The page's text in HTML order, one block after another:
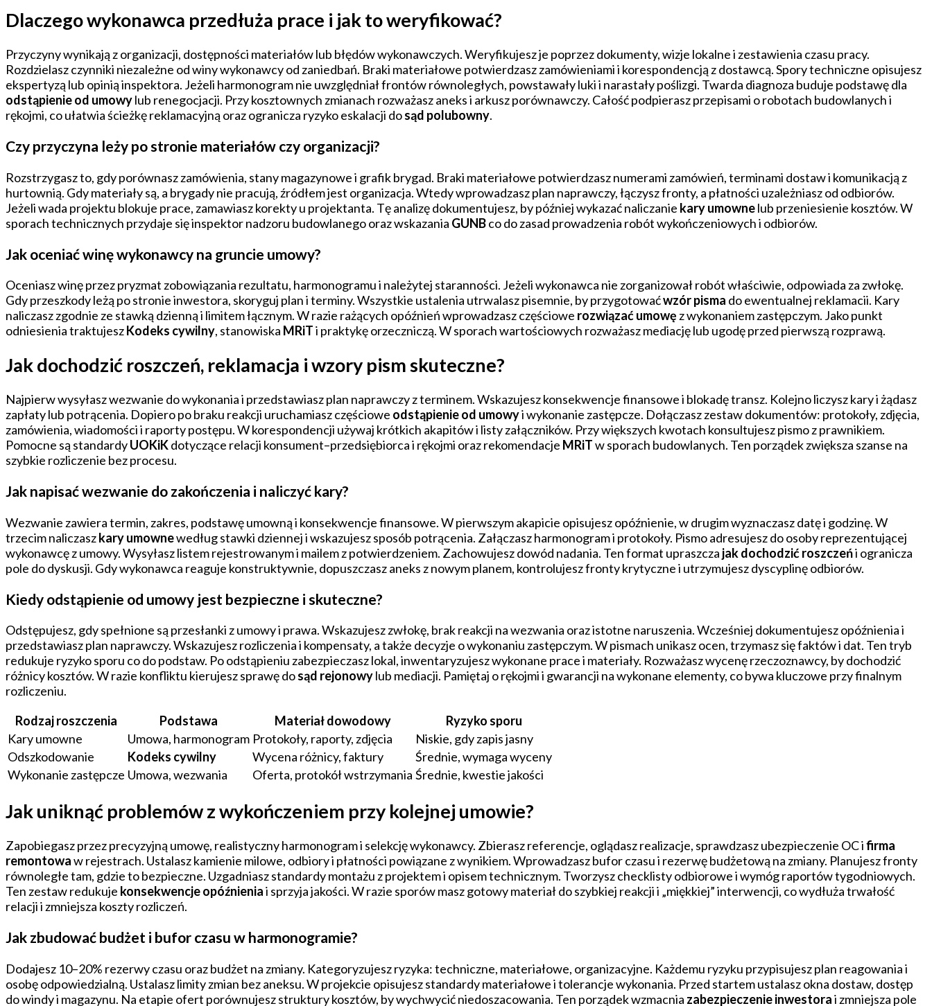
Dlaczego wykonawca przedłuża prace i jak to weryfikować?
Przyczyny wynikają z organizacji, dostępności materiałów lub błędów wykonawczych. Weryfikujesz je poprzez dokumenty, wizje lokalne i zestawienia czasu pracy.
Rozdzielasz czynniki niezależne od winy wykonawcy od zaniedbań. Braki materiałowe potwierdzasz zamówieniami i korespondencją z dostawcą. Spory techniczne opisujesz
ekspertyzą lub opinią inspektora. Jeżeli harmonogram nie uwzględniał frontów równoległych, powstawały luki i narastały poślizgi. Twarda diagnoza buduje podstawę dla
odstąpienie od umowylub renegocjacji. Przy kosztownych zmianach rozważasz aneks i arkusz porównawczy. Całość podpierasz przepisami o robotach budowlanych i
rękojmi, co ułatwia ścieżkę reklamacyjną oraz ogranicza ryzyko eskalacji dosąd polubowny.
Czy przyczyna leży po stronie materiałów czy organizacji?
Rozstrzygasz to, gdy porównasz zamówienia, stany magazynowe i grafik brygad. Braki materiałowe potwierdzasz numerami zamówień, terminami dostaw i komunikacją z
hurtownią. Gdy materiały są, a brygady nie pracują, źródłem jest organizacja. Wtedy wprowadzasz plan naprawczy, łączysz fronty, a płatności uzależniasz od odbiorów.
Jeżeli wada projektu blokuje prace, zamawiasz korekty u projektanta. Tę analizę dokumentujesz, by później wykazać naliczanie kary umownelub przeniesienie kosztów. W
sporach technicznych przydaje się inspektor nadzoru budowlanego oraz wskazania GUNBco do zasad prowadzenia robót wykończeniowych i odbiorów.
Jak oceniać winę wykonawcy na gruncie umowy?
Oceniasz winę przez pryzmat zobowiązania rezultatu, harmonogramu i należytej staranności. Jeżeli wykonawca nie zorganizował robót właściwie, odpowiada za zwłokę.
Gdy przeszkody leżą po stronie inwestora, skoryguj plan i terminy. Wszystkie ustalenia utrwalasz pisemnie, by przygotowaćwzór pisma do ewentualnej reklamacii. Kary
naliczasz zgodnie ze stawką dzienną i limitem łącznym. W razie rażących opóźnień wprowadzasz częściowe rozwiązać umowę z wykonaniem zastępczym. Jako punkt
odniesienia traktujeszKodeks cywilny, stanowiska MRiTi praktykę orzeczniczą. W sporach wartościowych rozważasz mediację lub ugodę przed pierwszą rozprawą.
Jak dochodzić roszczeń, reklamacja i wzory pism skuteczne?
Najpierw wysyłasz wezwanie do wykonania i przedstawiasz plan naprawczy z terminem. Wskazujesz konsekwencje finansowe i blokadę transz. Kolejno liczysz kary i żądasz
zapłaty lub potrącenia. Dopiero po braku reakcji uruchamiasz częściowe odstąpienie od umowyi wykonanie zastępcze. Dołączasz zestaw dokumentów: protokoły, zdjęcia,
zamówienia, wiadomości i raporty postępu. W korespondencji używaj krótkich akapitów i listy załączników. Przy większych kwotach konsultujesz pismo z prawnikiem.
Pomocne są standardyUOKiKdotyczące relacji konsument–przedsiębiorca i rękojmi oraz rekomendacje MRiTw sporach budowlanych. Ten porządek zwiększa szanse na
szybkie rozliczenie bez procesu.
Jak napisać wezwanie do zakończenia i naliczyć kary?
Wezwanie zawiera termin, zakres, podstawę umowną i konsekwencje finansowe. W pierwszym akapicie opisujesz opóźnienie, w drugim wyznaczasz datę i godzinę. W
trzecim naliczaszkary umownewedług stawki dziennej i wskazujesz sposób potrącenia. Załączasz harmonogram i protokoły. Pismo adresujesz do osoby reprezentującej
wykonawcę z umowy. Wysyłasz listem rejestrowanym i mailem z potwierdzeniem. Zachowujesz dowód nadania. Ten format upraszcza jak dochodzić roszczeńi ogranicza
pole do dyskusji. Gdy wykonawca reaguje konstruktywnie, dopuszczasz aneks z nowym planem, kontrolujesz fronty krytyczne i utrzymujesz dyscyplinę odbiorów.
Kiedy odstąpienie od umowy jest bezpieczne i skuteczne?
Odstępujesz, gdy spełnione są przesłanki z umowy i prawa. Wskazujesz zwłokę, brak reakcji na wezwania oraz istotne naruszenia. Wcześniej dokumentujesz opóźnienia i
przedstawiasz plan naprawczy. Wskazujesz rozliczenia i kompensaty, a także decyzje o wykonaniu zastępczym. W pismach unikasz ocen, trzymasz się faktów i dat. Ten tryb
redukuje ryzyko sporu co do podstaw. Po odstąpieniu zabezpieczasz lokal, inwentaryzujesz wykonane prace i materiały. Rozważasz wycenę rzeczoznawcy, by dochodzić
różnicy kosztów. W razie konfliktu kierujesz sprawę dosąd rejonowylub mediacji. Pamiętaj o rękojmi i gwarancji na wykonane elementy, co bywa kluczowe przy finalnym
rozliczeniu.
Rodzaj roszczenia
Podstawa Materiał dowodowy
Ryzyko sporu
Kary umowne
Umowa, harmonogram Protokoły, raporty, zdjęcia
Niskie, gdy zapis jasny
Odszkodowanie
Kodeks cywilny Wycena różnicy, faktury
Średnie, wymaga wyceny
Wykonanie zastępcze Umowa, wezwania Oferta, protokół wstrzymania Średnie, kwestie jakości
Jak uniknąć problemów z wykończeniem przy kolejnej umowie?
Zapobiegasz przez precyzyjną umowę, realistyczny harmonogram i selekcję wykonawcy. Zbierasz referencje, oglądasz realizacje, sprawdzasz ubezpieczenie OC ifirma
remontowaw rejestrach. Ustalasz kamienie milowe, odbiory i płatności powiązane z wynikiem. Wprowadzasz bufor czasu i rezerwę budżetową na zmiany. Planujesz fronty
równoległe tam, gdzie to bezpieczne. Uzgadniasz standardy montażu z projektem i opisem technicznym. Tworzysz checklisty odbiorowe i wymóg raportów tygodniowych.
Ten zestaw redukuje konsekwencje opóźnieniai sprzyja jakości. W razie sporów masz gotowy materiał do szybkiej reakcji i „miękkiej” interwencji, co wydłuża trwałość
relacji i zmniejsza koszty rozliczeń.
Jak zbudować budżet i bufor czasu w harmonogramie?
Dodajesz 10–20% rezerwy czasu oraz budżet na zmiany. Kategoryzujesz ryzyka: techniczne, materiałowe, organizacyjne. Każdemu ryzyku przypisujesz plan reagowania i
osobę odpowiedzialną. Ustalasz limity zmian bez aneksu. W projekcie opisujesz standardy materiałowe i tolerancje wykonania. Przed startem ustalasz okna dostaw, dostęp
do windy i magazynu. Na etapie ofert porównujesz struktury kosztów, by wychwycić niedoszacowania. Ten porządek wzmacnia zabezpieczenie inwestorai zmniejsza pole